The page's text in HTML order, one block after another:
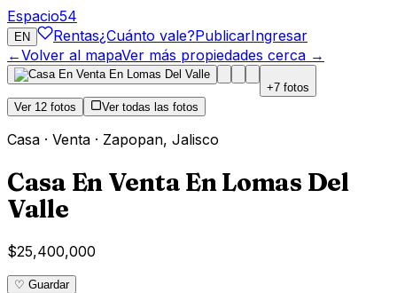
Espacio54
EN Rentas¿Cuánto vale?PublicarIngresar
←Volver al mapaVer más propiedades cerca →
+7 fotos
Ver 12 fotos Ver todas las fotos
Casa · Venta · Zapopan, Jalisco
Casa En Venta En Lomas Del
Valle
$25,400,000
♡ Guardar